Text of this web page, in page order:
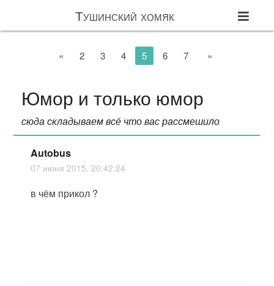
Тушинский хомяк
« 2 3 4 5 6 7 »
Юмор и только юмор
сюда складываем всё что вас рассмешило
Autobus
07 июня 2015, 20:42:24
в чём прикол ?